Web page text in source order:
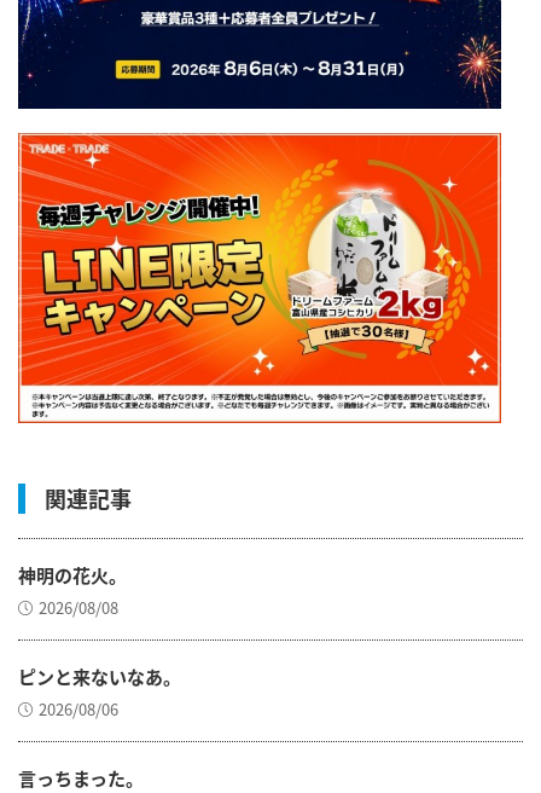
関連記事
神明の花火。
2026/08/08
ピンと来ないなあ。
2026/08/06
言っちまった。